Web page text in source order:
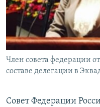
ПОБЕДИТЕЛЕЙ НЕ СУДЯТ?
КРЫМ.НЕПОКОРЕННЫЙ
ELIFBE
УКРАИНСКАЯ ПРОБЛЕМА
ПРИСОЕДИНЯЙТЕСЬ!
Все сайты RFE/RL
Член совета федерации
составе делегации в
Совет Федерации